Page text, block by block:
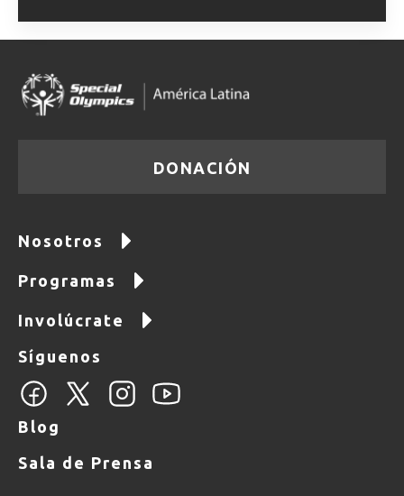
DONACIÓN
Nosotros
Programas
Involúcrate
Síguenos
Blog
Sala de Prensa